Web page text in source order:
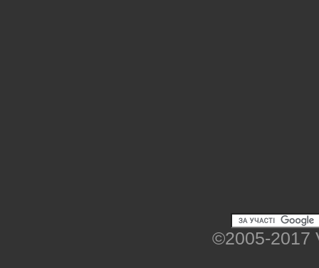
©2005-2017